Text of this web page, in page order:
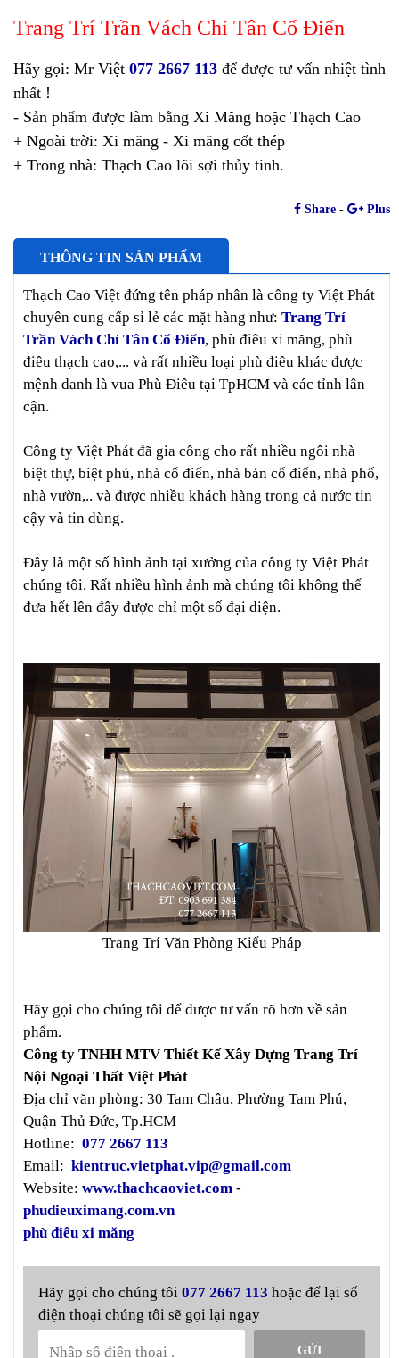
Trang Trí Trần Vách Chỉ Tân Cổ Điển
Hãy gọi: Mr Việt 077 2667 113 để được tư vấn nhiệt tình
nhất !
- Sản phẩm được làm bằng Xi Măng hoặc Thạch Cao
+ Ngoài trời: Xi măng - Xi măng cốt thép
+ Trong nhà: Thạch Cao lõi sợi thủy tinh.
Share - Plus
THÔNG TIN SẢN PHẨM
Thạch Cao Việt đứng tên pháp nhân là công ty Việt Phát
chuyên cung cấp sỉ lẻ các mặt hàng như: Trang Trí
Trần Vách Chỉ Tân Cổ Điển, phù điêu xi măng, phù
điêu thạch cao,... và rất nhiều loại phù điêu khác được
mệnh danh là vua Phù Điêu tại TpHCM và các tỉnh lân
cận.
Công ty Việt Phát đã gia công cho rất nhiều ngôi nhà
biệt thự, biệt phủ, nhà cổ điển, nhà bán cổ điển, nhà phố,
nhà vườn,.. và được nhiều khách hàng trong cả nước tin
cậy và tin dùng.
Đây là một số hình ảnh tại xưởng của công ty Việt Phát
chúng tôi. Rất nhiều hình ảnh mà chúng tôi không thể
đưa hết lên đây được chỉ một số đại diện.
Trang Trí Văn Phòng Kiểu Pháp
Hãy gọi cho chúng tôi để được tư vấn rõ hơn về sản
phẩm.
Công ty TNHH MTV Thiết Kế Xây Dựng Trang Trí
Nội Ngoại Thất Việt Phát
Địa chỉ văn phòng: 30 Tam Châu, Phường Tam Phú,
Quận Thủ Đức, Tp.HCM
Hotline: 077 2667 113
Email: kientruc.vietphat.vip@gmail.com
Website: www.thachcaoviet.com -
phudieuximang.com.vn
phù điêu xi măng
Hãy gọi cho chúng tôi 077 2667 113 hoặc để lại số
điện thoại chúng tôi sẽ gọi lại ngay
GỬI